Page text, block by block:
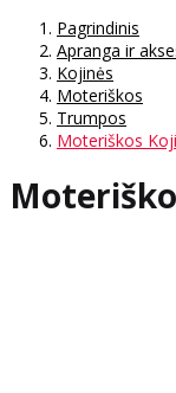
Pagrindinis
Apranga ir
Kojinės
Moteriškos
Trumpos
Moteriškos